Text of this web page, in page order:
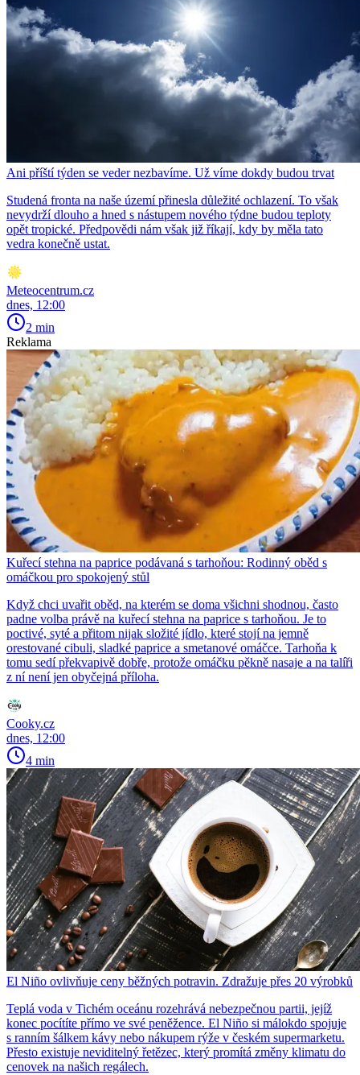
Ani příští týden se veder nezbavíme. Už víme dokdy budou trvat
Studená fronta na naše území přinesla důležité ochlazení. To však
nevydrží dlouho a hned s nástupem nového týdne budou teploty
opět tropické. Předpovědi nám však již říkají, kdy by měla tato
vedra konečně ustat.
Meteocentrum.cz
dnes, 12:00
2 min
Reklama
Kuřecí stehna na paprice podávaná s tarhoňou: Rodinný oběd s
omáčkou pro spokojený stůl
Když chci uvařit oběd, na kterém se doma všichni shodnou, často
padne volba právě na kuřecí stehna na paprice s tarhoňou. Je to
poctivé, syté a přitom nijak složité jídlo, které stojí na jemně
orestované cibuli, sladké paprice a smetanové omáčce. Tarhoňa k
tomu sedí překvapivě dobře, protože omáčku pěkně nasaje a na talíři
z ní není jen obyčejná příloha.
Cooky.cz
dnes, 12:00
4 min
El Niño ovlivňuje ceny běžných potravin. Zdražuje přes 20 výrobků
Teplá voda v Tichém oceánu rozehrává nebezpečnou partii, jejíž
konec pocítíte přímo ve své peněžence. El Niño si málokdo spojuje
s ranním šálkem kávy nebo nákupem rýže v českém supermarketu.
Přesto existuje neviditelný řetězec, který promítá změny klimatu do
cenovek na našich regálech.